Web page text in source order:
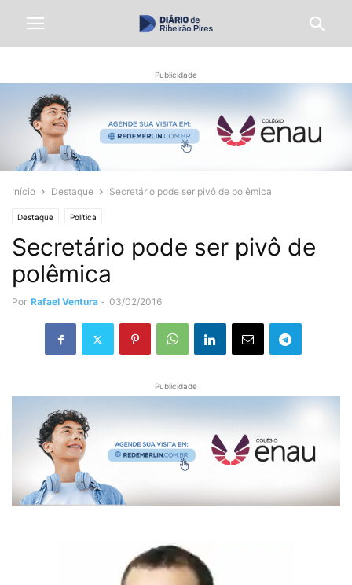
Publicidade
Início Destaque Secretário pode ser pivô de polêmica
Destaque Política
Secretário pode ser pivô de
polêmica
Por Rafael Ventura - 03/02/2016
Publicidade